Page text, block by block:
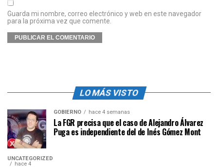
Guarda mi nombre, correo electrónico y web en este navegador
para la próxima vez que comente.
LO MÁS VISTO
GOBIERNO hace 4 semanas
La FGR precisa que el caso de Alejandro Álvarez
Puga es independiente del de Inés Gómez Mont
UNCATEGORIZED
hace 4